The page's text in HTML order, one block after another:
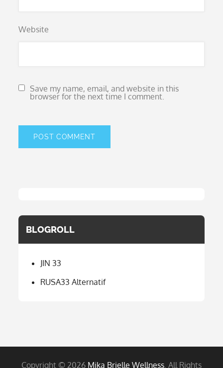
Website
Save my name, email, and website in this
browser for the next time I comment.
BLOGROLL
JIN 33
RUSA33 Alternatif
Copyright © 2026 Mika Brielle Wellness. All Rights